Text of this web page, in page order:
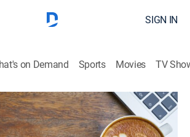
SIGN IN
on Demand Sports Movies TV
| Sabor de mañana